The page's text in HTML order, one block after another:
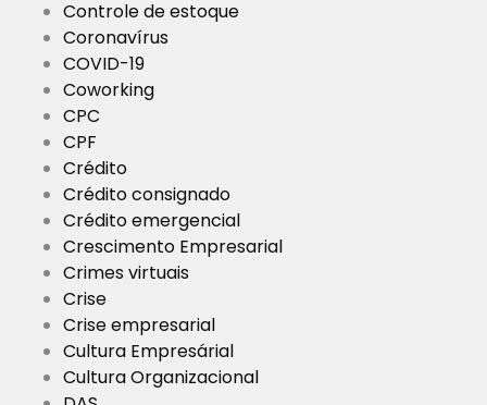
Controle de estoque
Coronavírus
COVID-19
Coworking
CPC
CPF
Crédito
Crédito consignado
Crédito emergencial
Crescimento Empresarial
Crimes virtuais
Crise
Crise empresarial
Cultura Empresárial
Cultura Organizacional